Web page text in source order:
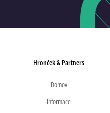
Hronček & Partners
Domov
Informace